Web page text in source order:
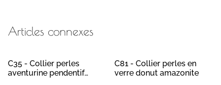
Articles connexes
C35 - Collier perles
aventurine pendentif
C81 - Collier perles en
verre donut amazonite